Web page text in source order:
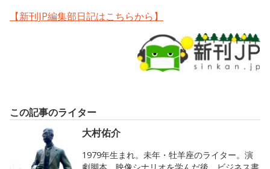
【新刊JP編集部日記はこちらから】
この記事のライター
大村佑介
1979年生まれ。未年・牡羊座のライター。演